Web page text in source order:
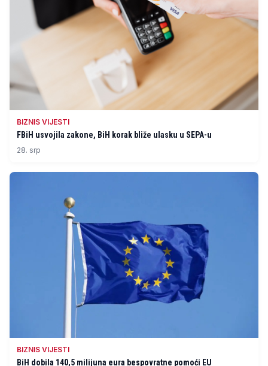
BIZNIS VIJESTI
FBiH usvojila zakone, BiH korak bliže ulasku u SEPA-u
28. srp
BIZNIS VIJESTI
BiH dobila 140,5 milijuna eura bespovratne pomoći EU